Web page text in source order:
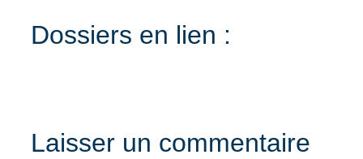
Dossiers en lien :
Laisser un commentaire